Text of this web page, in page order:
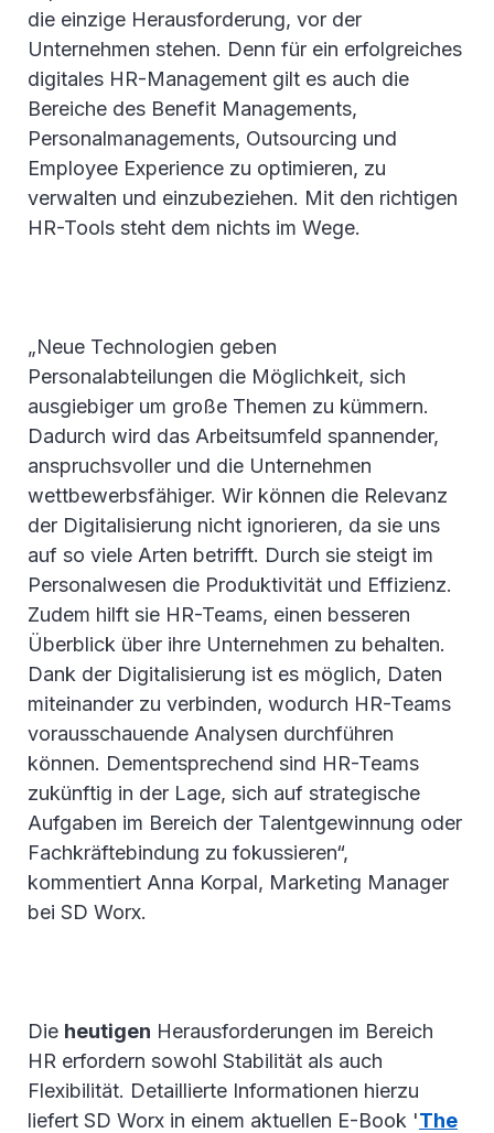
die einzige Herausforderung, vor der
Unternehmen stehen. Denn für ein erfolgreiches
digitales HR-Management gilt es auch die
Bereiche des Benefit Managements,
Personalmanagements, Outsourcing und
Employee Experience zu optimieren, zu
verwalten und einzubeziehen. Mit den richtigen
HR-Tools steht dem nichts im Wege.
„Neue Technologien geben
Personalabteilungen die Möglichkeit, sich
ausgiebiger um große Themen zu kümmern.
Dadurch wird das Arbeitsumfeld spannender,
anspruchsvoller und die Unternehmen
wettbewerbsfähiger. Wir können die Relevanz
der Digitalisierung nicht ignorieren, da sie uns
auf so viele Arten betrifft. Durch sie steigt im
Personalwesen die Produktivität und Effizienz.
Zudem hilft sie HR-Teams, einen besseren
Überblick über ihre Unternehmen zu behalten.
Dank der Digitalisierung ist es möglich, Daten
miteinander zu verbinden, wodurch HR-Teams
vorausschauende Analysen durchführen
können. Dementsprechend sind HR-Teams
zukünftig in der Lage, sich auf strategische
Aufgaben im Bereich der Talentgewinnung oder
Fachkräftebindung zu fokussieren“,
kommentiert Anna Korpal, Marketing Manager
bei SD Worx.
Die heutigen Herausforderungen im Bereich
HR erfordern sowohl Stabilität als auch
Flexibilität. Detaillierte Informationen hierzu
liefert SD Worx in einem aktuellen E-Book 'The